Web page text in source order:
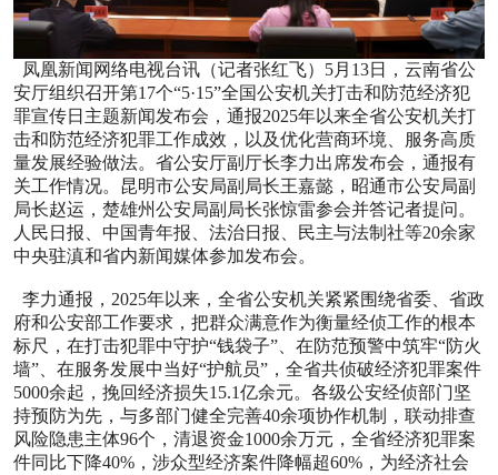
凤凰新闻网络电视台讯（记者张红飞）5月13日，云南省公
安厅组织召开第17个“5·15”全国公安机关打击和防范经济犯
罪宣传日主题新闻发布会，通报2025年以来全省公安机关打
击和防范经济犯罪工作成效，以及优化营商环境、服务高质
量发展经验做法。省公安厅副厅长李力出席发布会，通报有
关工作情况。昆明市公安局副局长王嘉懿，昭通市公安局副
局长赵运，楚雄州公安局副局长张惊雷参会并答记者提问。
人民日报、中国青年报、法治日报、民主与法制社等20余家
中央驻滇和省内新闻媒体参加发布会。
李力通报，2025年以来，全省公安机关紧紧围绕省委、省政
府和公安部工作要求，把群众满意作为衡量经侦工作的根本
标尺，在打击犯罪中守护“钱袋子”、在防范预警中筑牢“防火
墙”、在服务发展中当好“护航员”，全省共侦破经济犯罪案件
5000余起，挽回经济损失15.1亿余元。各级公安经侦部门坚
持预防为先，与多部门健全完善40余项协作机制，联动排查
风险隐患主体96个，清退资金1000余万元，全省经济犯罪案
件同比下降40%，涉众型经济案件降幅超60%，为经济社会